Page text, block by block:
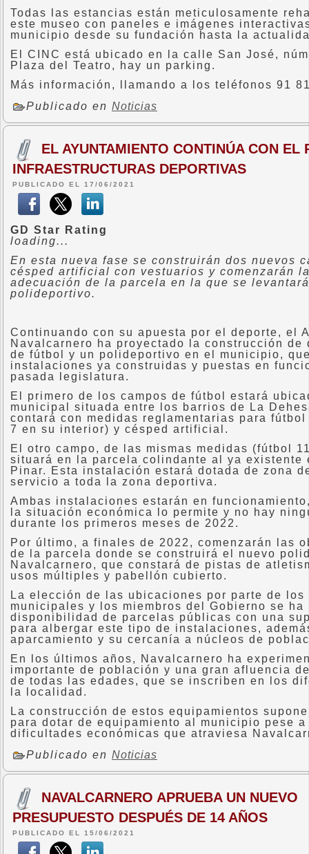
Todas las estancias están meticulosamente
este museo con paneles e imágenes
municipio desde su fundación hasta la
El CINC está ubicado en la calle San José,
Plaza del Teatro, hay un parking.
Más información, llamando a los teléfonos 91
Publicado en Noticias
EL AYUNTAMIENTO CONTINÚA CON EL
INFRAESTRUCTURAS DEPORTIVAS
PUBLICADO EL 17/06/2021
GD Star Rating
loading...
En esta nueva fase se construirán dos nuevos
césped artificial con vestuarios y comenzarán
adecuación de la parcela en la que se
polideportivo.
Continuando con su apuesta por el deporte, el
Navalcarnero ha proyectado la construcción de
de fútbol y un polideportivo en el municipio,
instalaciones ya construidas y puestas en
pasada legislatura.
El primero de los campos de fútbol estará
municipal situada entre los barrios de La
contará con medidas reglamentarias para
7 en su interior) y césped artificial.
El otro campo, de las mismas medidas (fútbol
situará en la parcela colindante al ya existente
Pinar. Esta instalación estará dotada de zona
servicio a toda la zona deportiva.
Ambas instalaciones estarán en
la situación económica lo permite y no hay
durante los primeros meses de 2022.
Por último, a finales de 2022, comenzarán las
de la parcela donde se construirá el nuevo
Navalcarnero, que constará de pistas de
usos múltiples y pabellón cubierto.
La elección de las ubicaciones por parte de los
municipales y los miembros del Gobierno se ha
disponibilidad de parcelas públicas con una
para albergar este tipo de instalaciones,
aparcamiento y su cercanía a núcleos de
En los últimos años, Navalcarnero ha
importante de población y una gran afluencia
de todas las edades, que se inscriben en los
la localidad.
La construcción de estos equipamientos
para dotar de equipamiento al municipio pese
dificultades económicas que atraviesa
Publicado en Noticias
NAVALCARNERO APRUEBA UN NUEVO
PRESUPUESTO DESPUÉS DE 14 AÑOS
PUBLICADO EL 15/06/2021